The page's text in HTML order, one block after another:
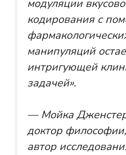
модуляции
кодирования с
манипуляций
интригующей
задачей».
— Мойка
доктор
автор